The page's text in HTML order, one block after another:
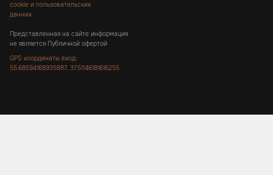
cookie и пользовательских
данных
Представленная на сайте информация
не является Публичной офертой
GPS координаты вход:
55.68594168935887, 37.51146181616255